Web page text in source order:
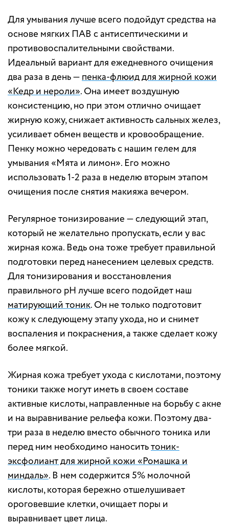
Для умывания лучше всего подойдут средства на
основе мягких ПАВ c антисептическими и
противовоспалительными свойствами.
Идеальный вариант для ежедневного очищения
два раза в день —пенка-флюид для жирной кожи
«Кедр и нероли». Она имеет воздушную
консистенцию, но при этом отлично очищает
жирную кожу, снижает активность сальных желез,
усиливает обмен веществ и кровообращение.
Пенку можно чередовать с нашим гелем для
умывания «Мята и лимон». Его можно
использовать 1-2 раза в неделю вторым этапом
очищения после снятия макияжа вечером.
Регулярное тонизирование — следующий этап,
который не желательно пропускать, если у вас
жирная кожа. Ведь она тоже требует правильной
подготовки перед нанесением целевых средств.
Для тонизирования и восстановления
правильного pH лучше всего подойдет наш
матирующий тоник. Он не только подготовит
кожу к следующему этапу ухода, но и снимет
воспаления и покраснения, а также сделает кожу
более мягкой.
Жирная кожа требует ухода с кислотами, поэтому
тоники также могут иметь в своем составе
активные кислоты, направленные на борьбу с акне
и на выравнивание рельефа кожи. Поэтому два-
три раза в неделю вместо обычного тоника или
перед ним необходимо наноситьтоник-
эксфолиант для жирной кожи «Ромашка и
миндаль». В нем содержится 5% молочной
кислоты, которая бережно отшелушивает
ороговевшие клетки, очищает поры и
выравнивает цвет лица.